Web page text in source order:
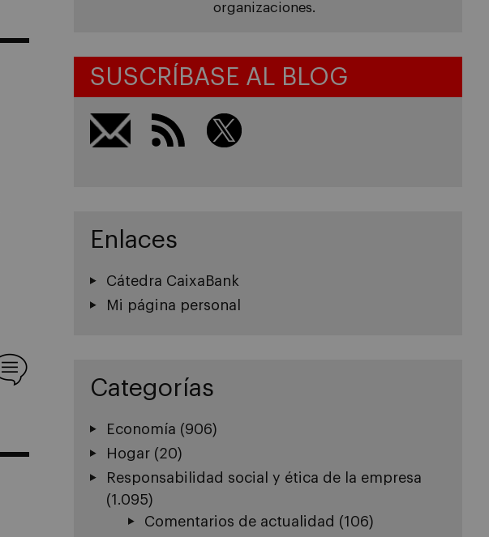
organizaciones.
SUSCRÍBASE AL BLOG
Enlaces
Cátedra CaixaBank
Mi página personal
Categorías
Economía (906)
Hogar(20)
Responsabilidad social y ética de la empresa
(1.095)
Comentarios de actualidad (106)